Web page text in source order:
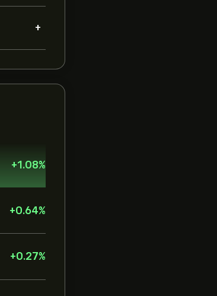
+
+1.08%
+0.64%
+0.27%